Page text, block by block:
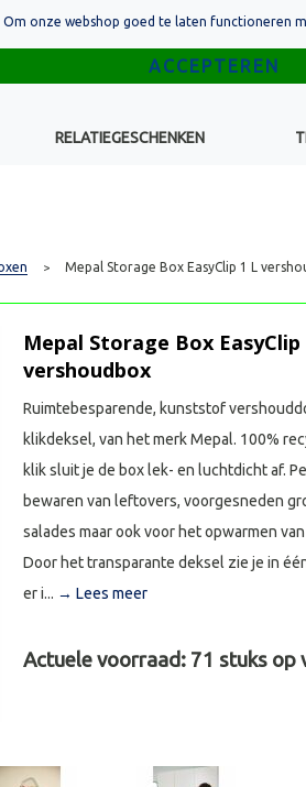
RELATIEGESCHENKEN
> Mepal Storage Box EasyClip 1 L
Mepal Storage Box EasyClip
vershoudbox
Ruimtebesparende, kunststof
klikdeksel, van het merk Mepal. 100%
klik sluit je de box lek- en luchtdicht af.
bewaren van leftovers, voorgesneden
salades maar ook voor het opwarmen
Door het transparante deksel zie je in
er i... → Lees meer
Actuele voorraad: 71 stuks op
Om onze webshop goed te laten functioneren